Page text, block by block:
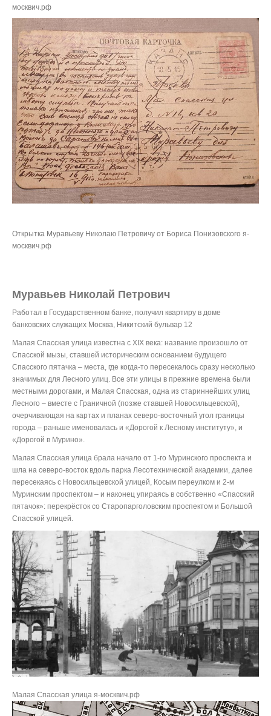
москвич.рф
Открытка Муравьеву Николаю Петровичу от Бориса Понизовского я-
москвич.рф
Муравьев Николай Петрович
Работал в Государственном банке, получил квартиру в доме
банковских служащих Москва, Никитский бульвар 12
Малая Спасская улица известна c XIX века: название произошло от
Спасской мызы, ставшей историческим основанием будущего
Спасского пятачка – места, где когда-то пересекалось сразу несколько
значимых для Лесного улиц. Все эти улицы в прежние времена были
местными дорогами, и Малая Спасская, одна из стариннейших улиц
Лесного – вместе с Граничной (позже ставшей Новосильцевской),
очерчивающая на картах и планах северо-восточный угол границы
города – раньше именовалась и «Дорогой к Лесному институту», и
«Дорогой в Мурино».
Малая Спасская улица брала начало от 1-го Муринского проспекта и
шла на северо-восток вдоль парка Лесотехнической академии, далее
пересекаясь с Новосильцевской улицей, Косым переулком и 2-м
Муринским проспектом – и наконец упираясь в собственно «Спасский
пятачок»: перекрёсток со Старопарголовским проспектом и Большой
Спасской улицей.
Малая Спасская улица я-москвич.рф